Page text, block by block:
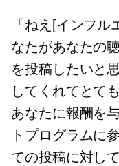
「ねえ[インフ
なたがあなたの
を投稿したいと
してくれてとて
あなたに報酬を
トプログラムに
ての投稿に対し